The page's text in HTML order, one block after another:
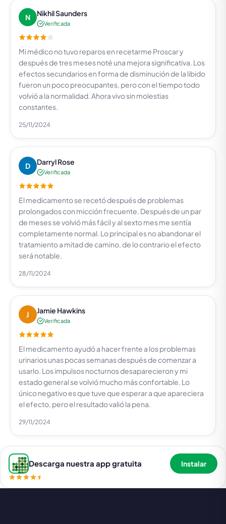
N Nikhil Saunders
Verificada
Mi médico no tuvo reparos en recetarme Proscar y
después de tres meses noté una mejora significativa. Los
efectos secundarios en forma de disminución de la libido
fueron un poco preocupantes, pero con el tiempo todo
volvió a la normalidad. Ahora vivo sin molestias
constantes.
25/11/2024
D Darryl Rose
Verificada
El medicamento se recetó después de problemas
prolongados con micción frecuente. Después de un par
de meses se volvió más fácil y al sexto mes me sentía
completamente normal. Lo principal es no abandonar el
tratamiento a mitad de camino, de lo contrario el efecto
será notable.
28/11/2024
J Jamie Hawkins
Verificada
El medicamento ayudó a hacer frente a los problemas
urinarios unas pocas semanas después de comenzar a
usarlo. Los impulsos nocturnos desaparecieron y mi
estado general se volvió mucho más confortable. Lo
único negativo es que tuve que esperar a que apareciera
el efecto, pero el resultado valió la pena.
29/11/2024
Descarga nuestra app gratuita Instalar